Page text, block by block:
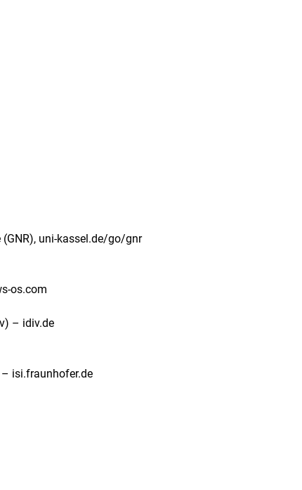
uni-kassel.de/go/gnr
os.com
– idiv.de
isi.fraunhofer.de
Link, öffnet neues Fenster)
Link, öffnet neues Fenster)